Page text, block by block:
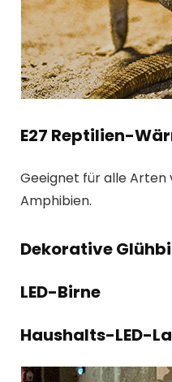
E27 Reptilien-
Geeignet für alle Arten
Amphibien.
Dekorative
LED-Birne
Haushalts-LED-